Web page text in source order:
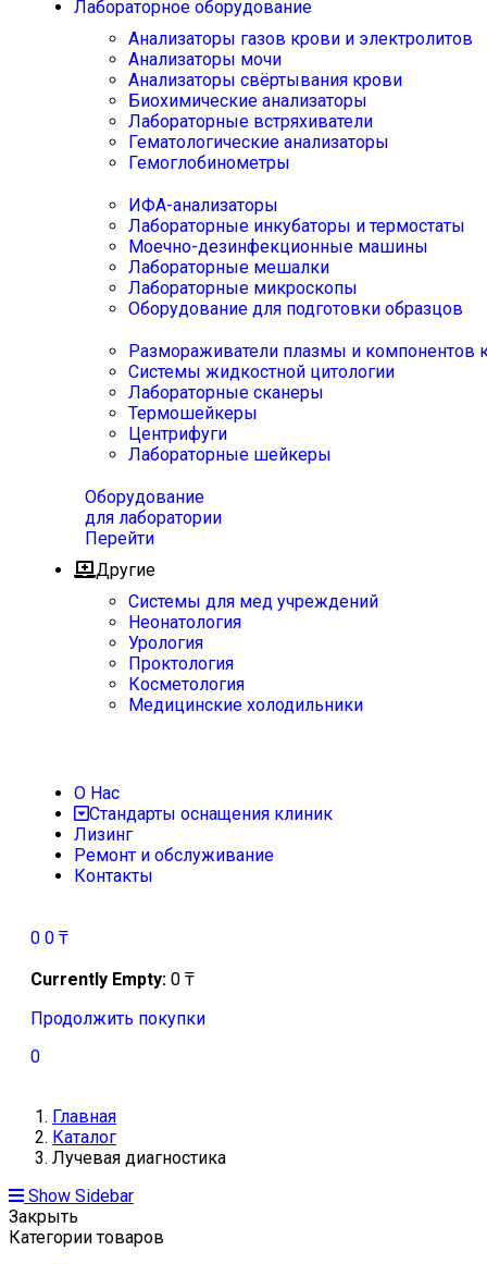
Лабораторное оборудование
Анализаторы газов крови и электролитов
Анализаторы мочи
Анализаторы свёртывания крови
Биохимические анализаторы
Лабораторные встряхиватели
Гематологические анализаторы
Гемоглобинометры
ИФА-анализаторы
Лабораторные инкубаторы и термостаты
Моечно-дезинфекционные машины
Лабораторные мешалки
Лабораторные микроскопы
Оборудование для подготовки образцов
Размораживатели плазмы и компонентов
Системы жидкостной цитологии
Лабораторные сканеры
Термошейкеры
Центрифуги
Лабораторные шейкеры
Оборудование
для лаборатории
Перейти
Другие
Системы для мед учреждений
Неонатология
Урология
Проктология
Косметология
Медицинские холодильники
О Нас
Стандарты оснащения клиник
Лизинг
Ремонт и обслуживание
Контакты
0 0 ₸
Currently Empty: 0 ₸
Продолжить покупки
0
Главная
Каталог
Лучевая диагностика
Show Sidebar
Закрыть
Категории товаров